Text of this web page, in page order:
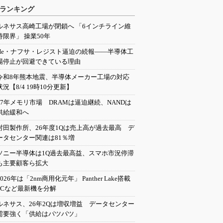
ンキング
ネサス高崎工場が閉鎖へ 「6インチライン維
限界」 操業50年
・ナフサ・レジスト逼迫の続報――半導体工
停止が回避できている理由
和8年熊本地震、半導体メーカー工場の対応
況【8/4 19時10分更新】
年メモリ市場 DRAMは逼迫継続、NANDは
給緩和へ
田製作所、26年度1Qは売上高が過去最高 デ
タセンター関連は81％増
ニー半導体は1Q過去最高益、スマホ市況停滞
主要顧客ら拡大
年は「2nm商用化元年」 Panther Lake搭載
など最新機を分解
ネサス、26年2Qは増収増益 データセンター
要強く「供給はパツパツ」